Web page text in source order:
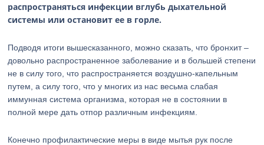
распространяться инфекции вглубь дыхательной
системы или остановит ее в горле.
Подводя итоги вышесказанного, можно сказать, что бронхит –
довольно распространенное заболевание и в большей степени
не в силу того, что распространяется воздушно-капельным
путем, а силу того, что у многих из нас весьма слабая
иммунная система организма, которая не в состоянии в
полной мере дать отпор различным инфекциям.
Конечно профилактические меры в виде мытья рук после